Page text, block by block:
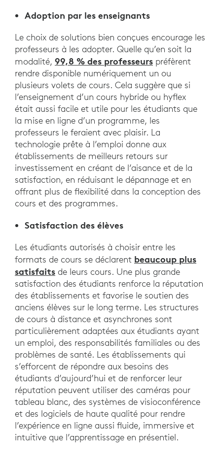
Adoption par les enseignants
Le choix de solutions bien conçues encourage les
professeurs à les adopter. Quelle qu’en soit la
modalité, 99,8 % des professeurs préfèrent
rendre disponible numériquement un ou
plusieurs volets de cours. Cela suggère que si
l’enseignement d’un cours hybride ou hyflex
était aussi facile et utile pour les étudiants que
la mise en ligne d’un programme, les
professeurs le feraient avec plaisir. La
technologie prête à l’emploi donne aux
établissements de meilleurs retours sur
investissement en créant de l’aisance et de la
satisfaction, en réduisant le dépannage et en
offrant plus de flexibilité dans la conception des
cours et des programmes.
Satisfaction des élèves
Les étudiants autorisés à choisir entre les
formats de cours se déclarent beaucoup plus
satisfaits de leurs cours. Une plus grande
satisfaction des étudiants renforce la réputation
des établissements et favorise le soutien des
anciens élèves sur le long terme. Les structures
de cours à distance et asynchrones sont
particulièrement adaptées aux étudiants ayant
un emploi, des responsabilités familiales ou des
problèmes de santé. Les établissements qui
s’efforcent de répondre aux besoins des
étudiants d’aujourd’hui et de renforcer leur
réputation peuvent utiliser des caméras pour
tableau blanc, des systèmes de visioconférence
et des logiciels de haute qualité pour rendre
l’expérience en ligne aussi fluide, immersive et
intuitive que l’apprentissage en présentiel.